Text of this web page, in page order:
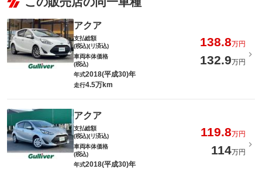
アクア
支払総額
(税込)(リ済込)
138.8万円
車両本体価格
(税込)
132.9万円
年式2018(平成30)年
走行4.5万km
アクア
支払総額
(税込)(リ済込)
119.8万円
車両本体価格
(税込)
114万円
年式2018(平成30)年